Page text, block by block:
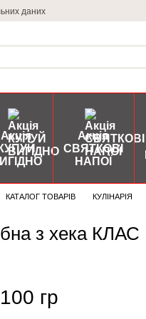
даних
Акція
КУПУЙ
Акція
СВЯТКОВІ
НАПОЇ
КАТАЛОГ ТОВАРІВ КУЛІНАРІЯ
з хека КЛАС
гр